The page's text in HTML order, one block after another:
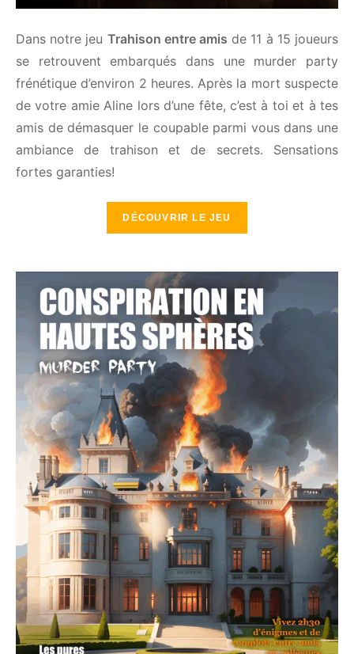
Dans notre jeuTrahison entre amis de 11 à 15
joueurs se retrouvent embarqués dans une murder
party frénétique d’environ 2 heures. Après la mort
suspecte de votre amie Aline lors d’une fête, c’est à
toi et à tes amis de démasquer le coupable parmi
vous dans une ambiance de trahison et de secrets.
Sensations fortes garanties!
DÉCOUVRIR LE JEU